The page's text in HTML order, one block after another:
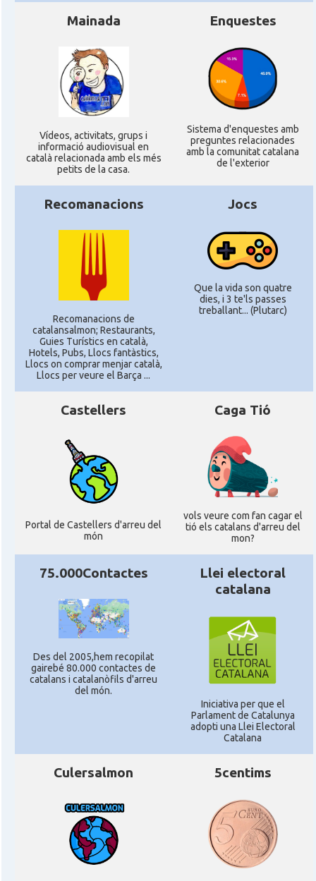
Mainada
Ví­deos, activitats, grups i
informació audiovisual en
català relacionada amb els més
petits de la casa.
Enquestes
Sistema d'enquestes amb
preguntes relacionades
amb la comunitat catalana
de l'exterior
Recomanacions
Recomanacions de
catalansalmon; Restaurants,
Guies Turístics en català,
Hotels, Pubs, Llocs fantàstics,
Llocs on comprar menjar català,
Llocs per veure el Barça ...
Jocs
Que la vida son quatre
dies, i 3 te'ls passes
treballant... (Plutarc)
Castellers
Portal de Castellers d'arreu del
món
Caga Tió
vols veure com fan cagar el
tió els catalans d'arreu del
mon?
75.000Contactes
Des del 2005,hem recopilat
gairebé 80.000 contactes de
catalans i catalanòfils d'arreu
del món.
Llei electoral
catalana
Iniciativa per que el
Parlament de Catalunya
adopti una Llei Electoral
Catalana
Culersalmon 5centims